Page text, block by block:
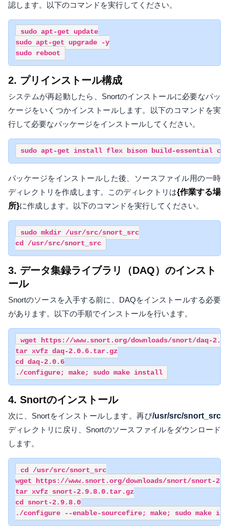
認します。以下のコマンドを実行してください。
sudo apt-get update
sudo apt-get upgrade -y
sudo reboot
2. プリインストール構成
システムが再起動したら、Snortのインストールに必要なパッ
ケージをいくつかインストールします。以下のコマンドを実
行して必要なパッケージをインストールしてください。
sudo apt-get install flex bison build-essential
パッケージをインストールした後、ソースファイル用の一時
ディレクトリを作成します。このディレクトリは{作業する場
所}に作成します。以下のコマンドを実行してください。
sudo mkdir /usr/src/snort_src
cd /usr/src/snort_src
3. データ集録ライブラリ（DAQ）のインスト
ール
Snortのソースを入手する前に、DAQをインストールする必要
があります。以下の手順でインストールを行います。
wget https://www.snort.org/downloads/snort/daq-
tar xvfz daq-2.0.6.tar.gz
cd daq-2.0.6
./configure; make; sudo make install
4. Snortのインストール
次に、Snortをインストールします。再び/usr/src/snort_src
ディレクトリに戻り、Snortのソースファイルをダウンロード
します。
cd /usr/src/snort_src
wget https://www.snort.org/downloads/snort/snort-
tar xvfz snort-2.9.8.0.tar.gz
cd snort-2.9.8.0
./configure --enable-sourcefire; make; sudo make